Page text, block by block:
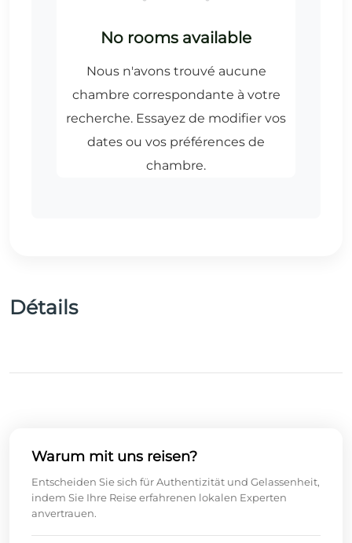
Détails
Warum mit uns reisen?
Entscheiden Sie sich für Authentizität und Gelassenheit,
indem Sie Ihre Reise erfahrenen lokalen Experten
anvertrauen.